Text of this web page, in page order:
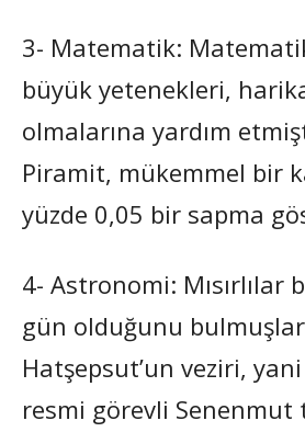
3- Matematik:
büyük yetenekleri,
olmalarına yardım
Piramit, mükemmel bir
yüzde 0,05 bir sapma
4- Astronomi: Mısırlılar
gün olduğunu
Hatşepsut’un veziri,
resmi görevli Senenmut